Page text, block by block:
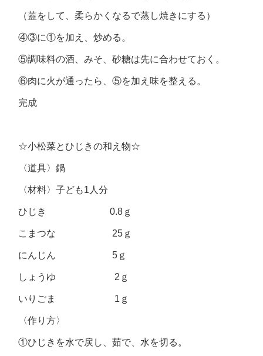
（蓋をして、柔らかくなるで蒸し焼きにする）
④③に①を加え、炒める。
⑤調味料の酒、みそ、砂糖は先に合わせておく。
⑥肉に火が通ったら、⑤を加え味を整える。
完成
☆小松菜とひじきの和え物☆
〈道具〉鍋
〈材料〉子ども1人分
ひじき 0.8ｇ
こまつな 25ｇ
にんじん 5ｇ
しょうゆ 2ｇ
いりごま 1ｇ
〈作り方〉
①ひじきを水で戻し、茹で、水を切る。